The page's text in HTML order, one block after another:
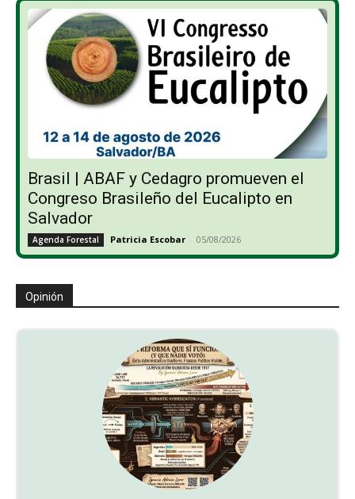
Brasil | ABAF y Cedagro promueven el
Congreso Brasileño del Eucalipto en
Salvador
Agenda Forestal Patricia Escobar - 05/08/2026
Opinión